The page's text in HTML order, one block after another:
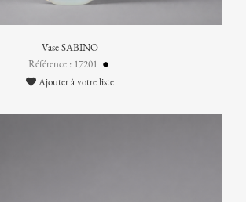
Vase SABINO
Référence : 17201
Ajouter à votre liste